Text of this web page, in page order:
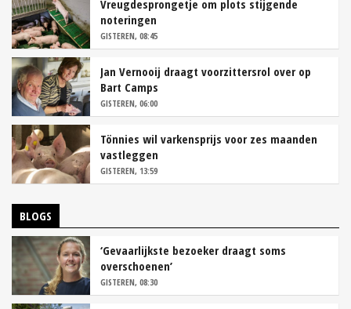
Vreugdesprongetje om plots stijgende
noteringen
GISTEREN, 08:45
Jan Vernooij draagt voorzittersrol over op
Bart Camps
GISTEREN, 06:00
Tönnies wil varkensprijs voor zes maanden
vastleggen
GISTEREN, 13:59
BLOGS
‘Gevaarlijkste bezoeker draagt soms
overschoenen’
GISTEREN, 08:30